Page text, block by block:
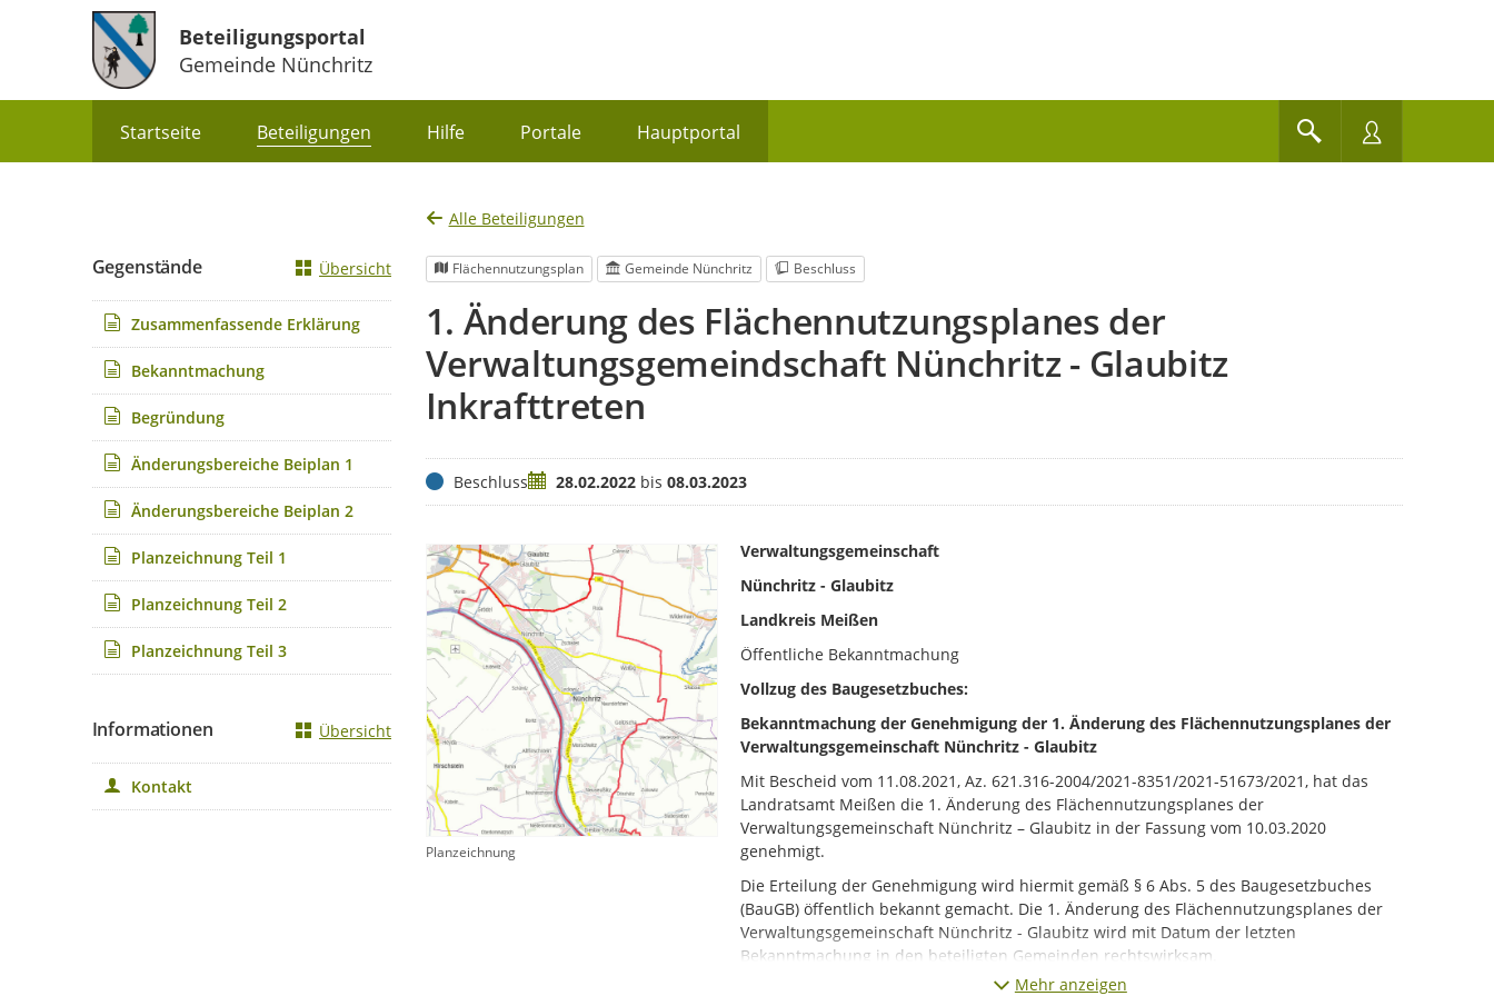
Beteiligungsportal
Gemeinde Nünchritz
Startseite Beteiligungen Hilfe Portale Hauptportal
Alle Beteiligungen
Flächennutzungsplan Gemeinde Nünchritz Beschluss
1. Änderung des Flächennutzungsplanes der
Verwaltungsgemeindschaft Nünchritz - Glaubitz
Inkrafttreten
StatusBeschlussZeitraum
28.02.2022bis 08.03.2023
Planzeichnung
Verwaltungsgemeinschaft
Nünchritz - Glaubitz
Landkreis Meißen
Öffentliche Bekanntmachung
Vollzug des Baugesetzbuches:
Bekanntmachung der Genehmigung der 1. Änderung des Flächennutzungsplanes der
Verwaltungsgemeinschaft Nünchritz - Glaubitz
Mit Bescheid vom 11.08.2021, Az. 621.316-2004/2021-8351/2021-51673/2021, hat das
Landratsamt Meißen die 1. Änderung des Flächennutzungsplanes der
Verwaltungsgemeinschaft Nünchritz – Glaubitz in der Fassung vom 10.03.2020
genehmigt.
Die Erteilung der Genehmigung wird hiermit gemäß § 6 Abs. 5 des Baugesetzbuches
(BauGB) öffentlich bekannt gemacht. Die 1. Änderung des Flächennutzungsplanes der
Verwaltungsgemeinschaft Nünchritz - Glaubitz wird mit Datum der letzten
Bekanntmachung in den beteiligten Gemeinden rechtswirksam.
Jedermann kann die 1. Änderung des Flächennutzungsplanes und die Begründung mit
Mehr anzeigen
Gegenstände Übersicht
Zusammenfassende Erklärung
Bekanntmachung
Begründung
Änderungsbereiche Beiplan 1
Änderungsbereiche Beiplan 2
Planzeichnung Teil 1
Planzeichnung Teil 2
Planzeichnung Teil 3
Informationen Übersicht
Kontakt